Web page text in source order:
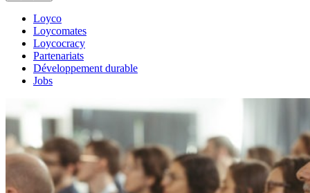
Loyco
Loycomates
Loycocracy
Partenariats
Développement durable
Jobs